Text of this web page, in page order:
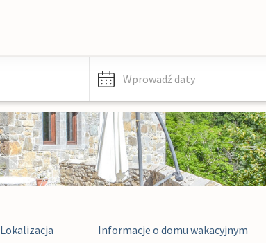
Wprowadź daty
Lokalizacja Informacje o domu wakacyjnym